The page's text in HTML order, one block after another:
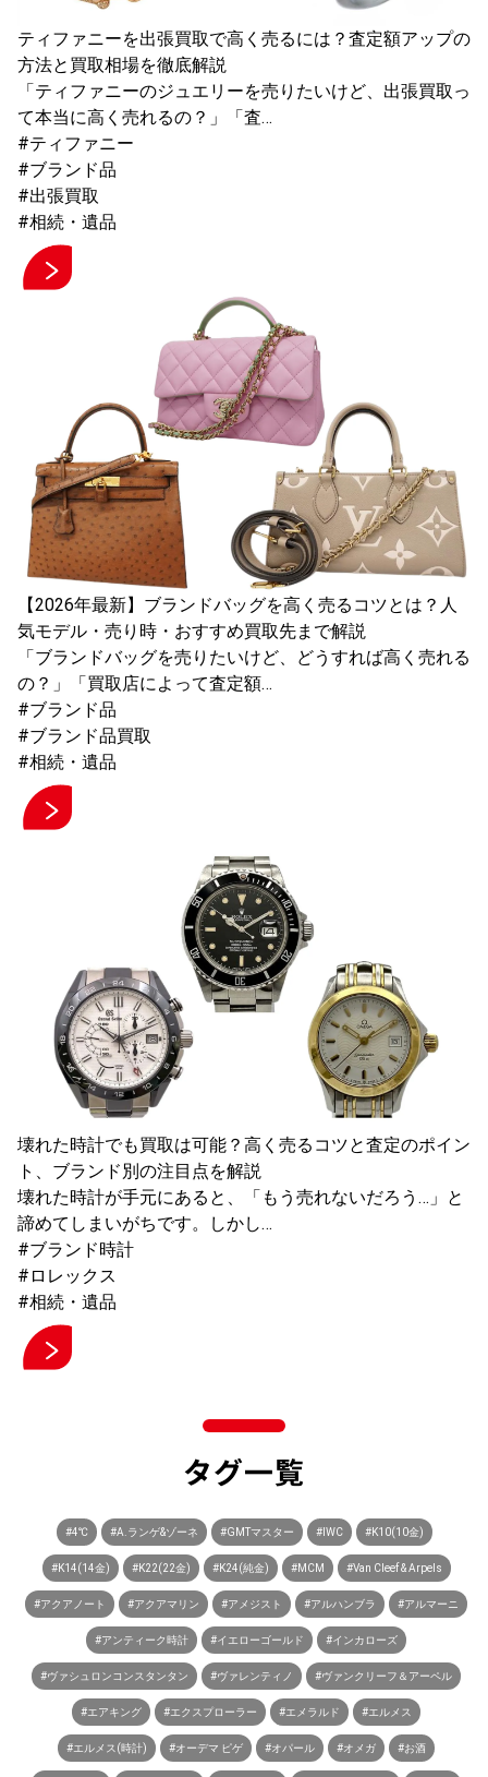
ティファニーを出張買取で高く売るには？査定額アップの
方法と買取相場を徹底解説
「ティファニーのジュエリーを売りたいけど、出張買取っ
て本当に高く売れるの？」「査…
#ティファニー
#ブランド品
#出張買取
#相続・遺品
【2026年最新】ブランドバッグを高く売るコツとは？人
気モデル・売り時・おすすめ買取先まで解説
「ブランドバッグを売りたいけど、どうすれば高く売れる
の？」「買取店によって査定額…
#ブランド品
#ブランド品買取
#相続・遺品
壊れた時計でも買取は可能？高く売るコツと査定のポイン
ト、ブランド別の注目点を解説
壊れた時計が手元にあると、「もう売れないだろう…」と
諦めてしまいがちです。しかし…
#ブランド時計
#ロレックス
#相続・遺品
タグ一覧
#4℃ #A.ランゲ&ゾーネ #GMTマスター #IWC #K10(10金)
#K14(14金) #K22(22金) #K24(純金) #MCM #Van Cleef & Arpels
#アクアノート #アクアマリン #アメジスト #アルハンブラ #アルマーニ
#アンティーク時計 #イエローゴールド #インカローズ
#ヴァシュロンコンスタンタン #ヴァレンティノ #ヴァンクリーフ＆アーペル
#エアキング #エクスプローラー #エメラルド #エルメス
#エルメス(時計) #オーデマ ピゲ #オパール #オメガ #お酒